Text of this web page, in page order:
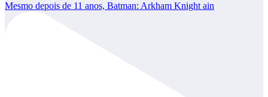
Mesmo depois de 11 anos, Batman: Arkham Knight ain